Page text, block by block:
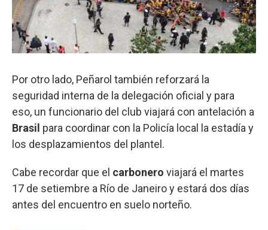
Por otro lado, Peñarol también reforzará la
seguridad interna de la delegación oficial y para
eso, un funcionario del club viajará con antelación a
Brasil para coordinar con la Policía local la estadía y
los desplazamientos del plantel.
Cabe recordar que el carbonero viajará el martes
17 de setiembre a Río de Janeiro y estará dos días
antes del encuentro en suelo norteño.